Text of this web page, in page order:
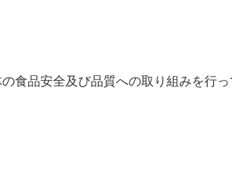
食品安全及び品質への取り組みを行っ